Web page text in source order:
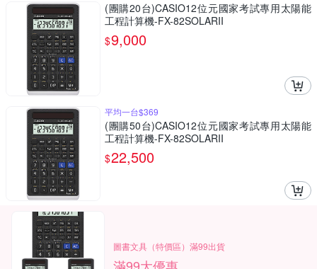
(團購20台)CASIO12位元國家考試專用太陽能
工程計算機-FX-82SOLARII
$9,000
平均一台$369
(團購50台)CASIO12位元國家考試專用太陽能
工程計算機-FX-82SOLARII
$22,500
圖書文具（特價區）滿99出貨